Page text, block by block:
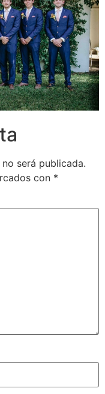
será publicada.
con *